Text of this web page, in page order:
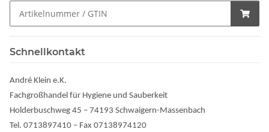
Schnellkontakt
André Klein e.K.
Fachgroßhandel für Hygiene und Sauberkeit
Holderbuschweg 45 – 74193 Schwaigern-Massenbach
Tel. 0713897410 – Fax 07138974120